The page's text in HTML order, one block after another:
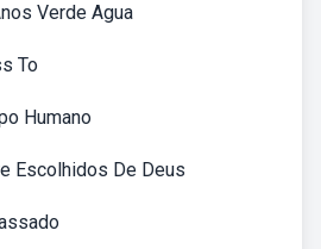
Verde Agua
To
Humano
Escolhidos De Deus